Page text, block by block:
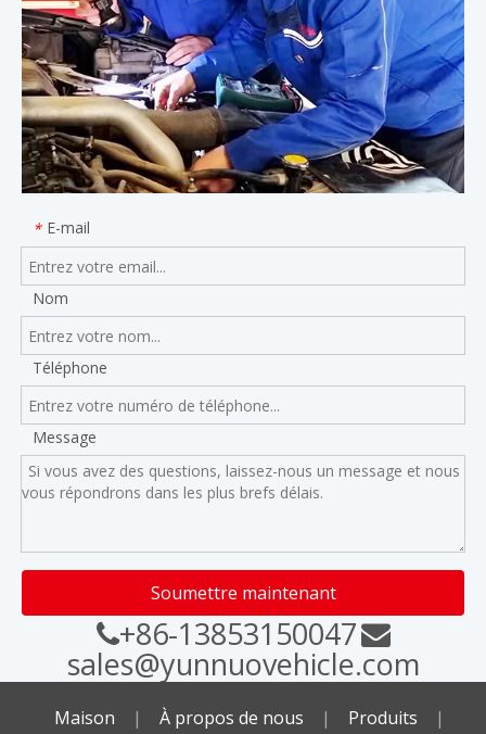
* E-mail
Nom
Téléphone
Message
Soumettre maintenant
+86-13853150047
sales@yunnuovehicle.com
Maison | À propos de nous | Produits |